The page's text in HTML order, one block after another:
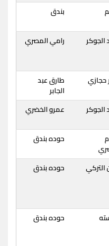
بندق
الجوكر رامي المصري
حجازي
طارق عبد
الجابر
الجوكر عمرو الخضري
حوده بندق
حوده بندق
حوده بندق